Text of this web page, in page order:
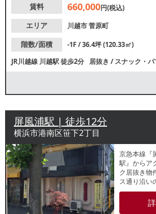
賃料 660,000円(税込)
エリア
川越市菅原町
階数/面積
-1F / 36.4坪 (120.33㎡)
JR川越線 川越駅徒歩2分 居抜き /スナック・
屏風浦駅 | 徒歩12分
横浜市港南区笹下2丁目
京急本線『
駅』からア
ク居抜き物
ス通り沿い
面店！横並
ており、地
できます。